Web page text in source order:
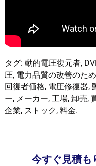
タグ: 動的電圧復元者,
圧, 電力品質の改善のた
回復者価格, 電圧修復器,
ー, メーカー, 工場, 卸売,
企業, ストック, 料金.
今すぐ見積も